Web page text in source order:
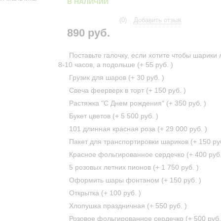
(0) Добавить отзыв
890 руб.
Поставьте галочку, если хотите чтобы шарики
8-10 часов, а подольше (+ 55 руб. )
Грузик для шаров (+ 30 руб. )
Свеча феерверк в торт (+ 150 руб. )
Растяжка "С Днем рождения" (+ 350 руб. )
Букет цветов (+ 5 500 руб. )
101 длинная красная роза (+ 29 000 руб. )
Пакет для транспортировки шариков (+ 150
Красное фольгированное сердечко (+ 400
5 розовых летних пионов (+ 1 750 руб. )
Оформить шары фонтаном (+ 150 руб. )
Открытка (+ 100 руб. )
Хлопушка праздничная (+ 550 руб. )
Розовое фольгированное сердечко (+ 500 руб.